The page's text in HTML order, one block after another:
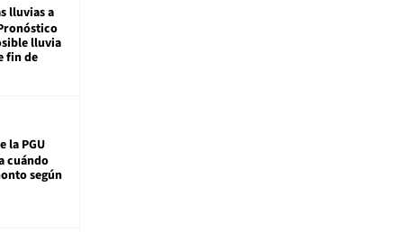
lluvias a
lluvia
fin de
la PGU
cuándo
según